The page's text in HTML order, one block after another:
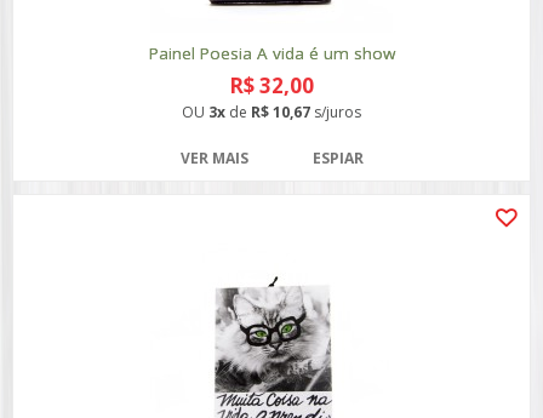
Painel Poesia A vida é um show
R$ 32,00
OU 3x de R$ 10,67 s/juros
VER MAIS ESPIAR